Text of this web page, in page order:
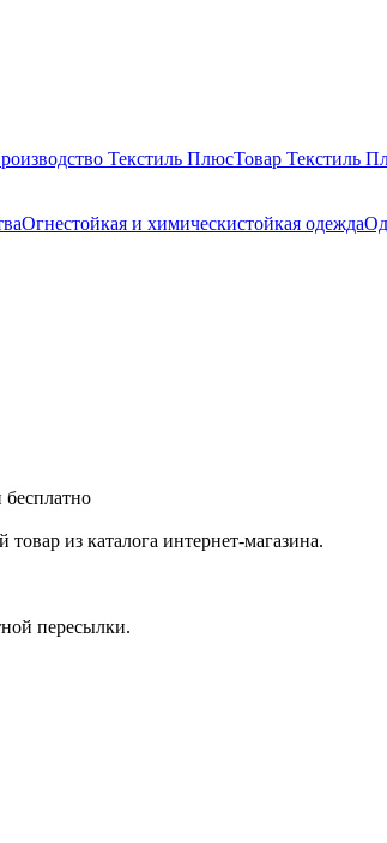
Текстиль ПлюсТовар Текстиль
Огнестойкая и химическистойкая одежда
из каталога интернет-магазина.
пересылки.